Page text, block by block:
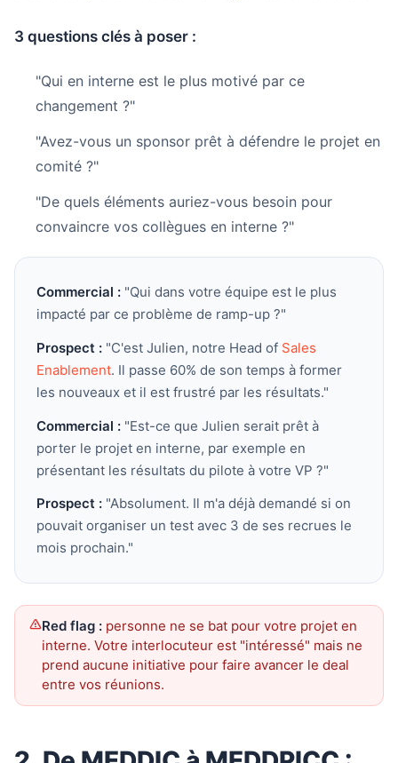
3 questions clés à poser :
"Qui en interne est le plus motivé par ce
changement ?"
"Avez-vous un sponsor prêt à défendre le projet en
comité ?"
"De quels éléments auriez-vous besoin pour
convaincre vos collègues en interne ?"
Commercial : "Qui dans votre équipe est le plus
impacté par ce problème de ramp-up ?"
Prospect : "C'est Julien, notre Head of Sales
Enablement. Il passe 60% de son temps à former
les nouveaux et il est frustré par les résultats."
Commercial : "Est-ce que Julien serait prêt à
porter le projet en interne, par exemple en
présentant les résultats du pilote à votre VP ?"
Prospect : "Absolument. Il m'a déjà demandé si on
pouvait organiser un test avec 3 de ses recrues le
mois prochain."
Red flag : personne ne se bat pour votre projet en
interne. Votre interlocuteur est "intéressé" mais ne
prend aucune initiative pour faire avancer le deal
entre vos réunions.